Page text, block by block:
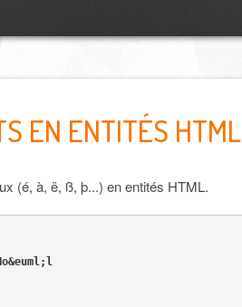
EN ENTITÉS HTML
(é, à, ë, ß, þ...) en entités HTML.